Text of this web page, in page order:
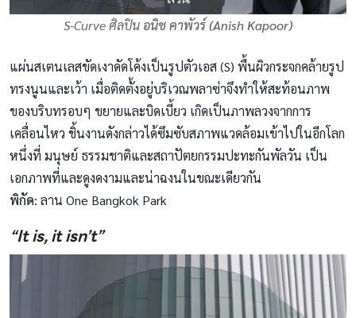
S-Curve ศิลปิน อนิช คาพัวร์ (Anish Kapoor)
แผ่นสเตนเลสขัดเงาดัดโค้งเป็นรูปตัวเอส (S) พื้นผิวกระจกคล้ายรูป
ทรงนูนและเว้า เมื่อติดตั้งอยู่บริเวณพลาซ่าจึงทำให้สะท้อนภาพ
ของบริบทรอบๆ ขยายและบิดเบี้ยว เกิดเป็นภาพลวงจากการ
เคลื่อนไหว ชิ้นงานดังกล่าวได้ซึมซับสภาพแวดล้อมเข้าไปในอีกโลก
หนึ่งที่ มนุษย์ ธรรมชาติและสถาปัตยกรรมปะทะกันพัลวัน เป็น
เอกภาพที่และดูงดงามและน่าฉงนในขณะเดียวกัน
พิกัด: ลาน One Bangkok Park
“It is, it isn’t”